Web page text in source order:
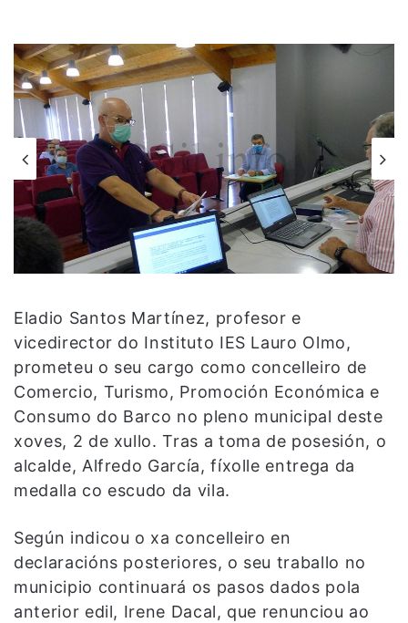
Eladio Santos Martínez, profesor e
vicedirector do Instituto IES Lauro Olmo,
prometeu o seu cargo como concelleiro de
Comercio, Turismo, Promoción Económica e
Consumo do Barco no pleno municipal deste
xoves, 2 de xullo. Tras a toma de posesión, o
alcalde, Alfredo García, fíxolle entrega da
medalla co escudo da vila.
Según indicou o xa concelleiro en
declaracións posteriores, o seu traballo no
municipio continuará os pasos dados pola
anterior edil, Irene Dacal, que renunciou ao